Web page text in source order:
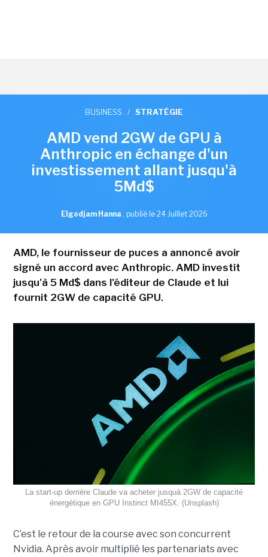
BUSINESS / STRATÉGIE
AMD vend 2GW de GPU à
Anthropic en échange d'un
investissement allant jusqu'à
5Md$
Elgodjam Hanna , publié le 24 Juillet 2026
AMD, le fournisseur de puces a annoncé avoir
signé un accord avec Anthropic. AMD investit
jusqu'à 5 Md$ dans l'éditeur de Claude et lui
fournit 2GW de capacité GPU.
La start-up derrière Claude va acheter jusquà 2GW de capacité
énergétique en GPU Instinct MI455X. (Unsplash)
C’est le retour de la course avec son concurrent
Nvidia. Après avoir multiplié les partenariats avec